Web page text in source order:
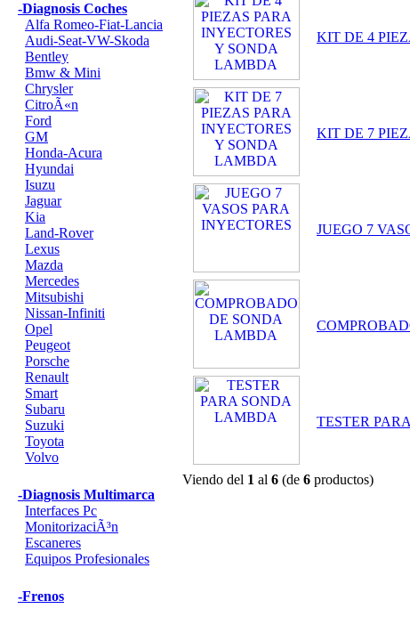
-Diagnosis Coches
Alfa Romeo-Fiat-Lancia
Audi-Seat-VW-Skoda
Bentley
Bmw & Mini
Chrysler
CitroÃ«n
Ford
GM
Honda-Acura
Hyundai
Isuzu
Jaguar
Kia
Land-Rover
Lexus
Mazda
Mercedes
Mitsubishi
Nissan-Infiniti
Opel
Peugeot
Porsche
Renault
Smart
Subaru
Suzuki
Toyota
Volvo
-Diagnosis Multimarca
Interfaces Pc
MonitorizaciÃ³n
Escaneres
Equipos Profesionales
-Frenos
KIT DE 4
KIT DE 7
JUEGO 7
TESTER
Viendo del 1 al 6 (de 6 productos)